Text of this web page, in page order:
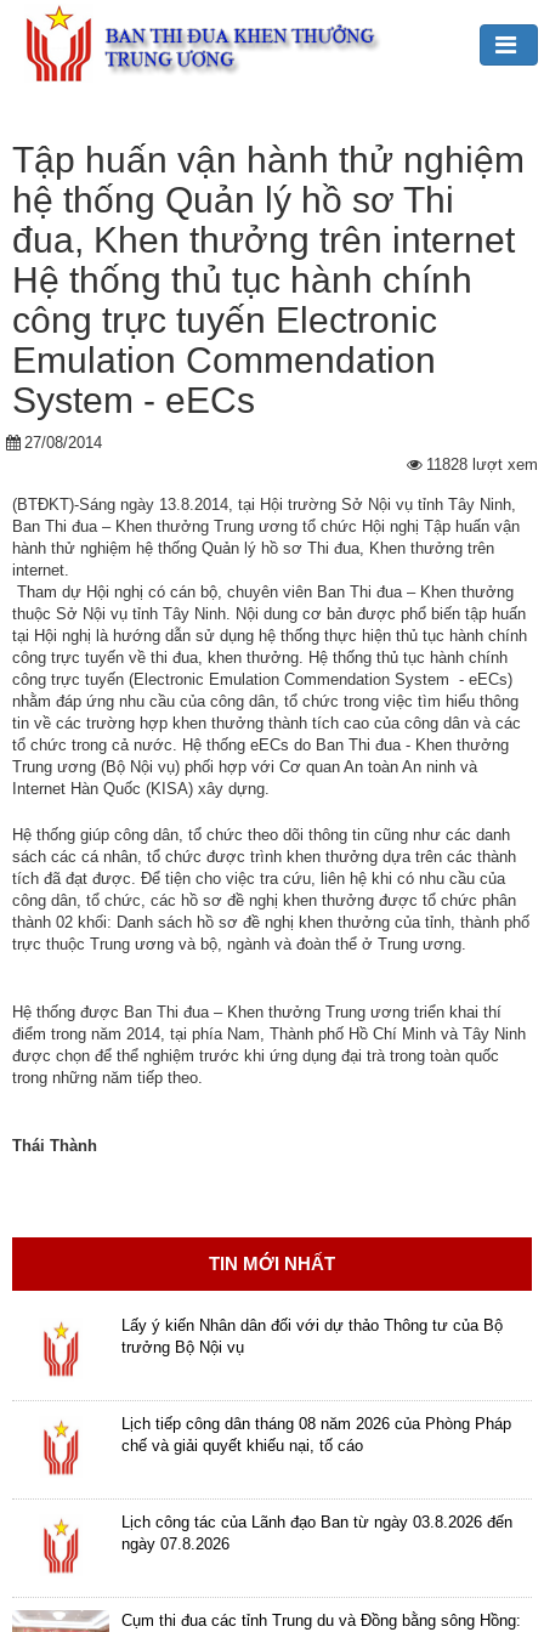
Bác
Hồ
với
TĐKT
Giới
thiệu
chung
Hoạt
động
của
Trung
ương
Hướng
dẫn
thủ
tục
Hình
thức
khen
Các
kỳ
Đại
hội
quốc
Hoạt
trào
thi
Chính
Kinh
Xã
hội
Tập huấn vận hành thử nghiệm
hệ thống Quản lý hồ sơ Thi
đua, Khen thưởng trên internet
Hệ thống thủ tục hành chính
công trực tuyến Electronic
Emulation Commendation
System - eECs
27/08/2014
11828 lượt xem
(BTĐKT)-Sáng ngày 13.8.2014, tại Hội trường Sở Nội vụ tỉnh Tây Ninh,
Ban Thi đua – Khen thưởng Trung ương tổ chức Hội nghị Tập huấn vận
hành thử nghiệm hệ thống Quản lý hồ sơ Thi đua, Khen thưởng trên
internet.
Tham dự Hội nghị có cán bộ, chuyên viên Ban Thi đua – Khen thưởng
thuộc Sở Nội vụ tỉnh Tây Ninh. Nội dung cơ bản được phổ biến tập huấn
tại Hội nghị là hướng dẫn sử dụng hệ thống thực hiện thủ tục hành chính
công trực tuyến về thi đua, khen thưởng. Hệ thống thủ tục hành chính
công trực tuyến (Electronic Emulation Commendation System - eECs)
nhằm đáp ứng nhu cầu của công dân, tổ chức trong việc tìm hiểu thông
tin về các trường hợp khen thưởng thành tích cao của công dân và các
tổ chức trong cả nước. Hệ thống eECs do Ban Thi đua - Khen thưởng
Trung ương (Bộ Nội vụ) phối hợp với Cơ quan An toàn An ninh và
Internet Hàn Quốc (KISA) xây dựng.
Hệ thống giúp công dân, tổ chức theo dõi thông tin cũng như các danh
sách các cá nhân, tổ chức được trình khen thưởng dựa trên các thành
tích đã đạt được. Để tiện cho việc tra cứu, liên hệ khi có nhu cầu của
công dân, tổ chức, các hồ sơ đề nghị khen thưởng được tổ chức phân
thành 02 khối: Danh sách hồ sơ đề nghị khen thưởng của tỉnh, thành phố
trực thuộc Trung ương và bộ, ngành và đoàn thể ở Trung ương.
Hệ thống được Ban Thi đua – Khen thưởng Trung ương triển khai thí
điểm trong năm 2014, tại phía Nam, Thành phố Hồ Chí Minh và Tây Ninh
được chọn để thể nghiệm trước khi ứng dụng đại trà trong toàn quốc
trong những năm tiếp theo.
Thái Thành
TIN MỚI NHẤT
Lấy ý kiến Nhân dân đối với dự thảo Thông tư của Bộ
trưởng Bộ Nội vụ
Lịch tiếp công dân tháng 08 năm 2026 của Phòng Pháp
chế và giải quyết khiếu nại, tố cáo
Lịch công tác của Lãnh đạo Ban từ ngày 03.8.2026 đến
ngày 07.8.2026
Cụm thi đua các tỉnh Trung du và Đồng bằng sông Hồng: